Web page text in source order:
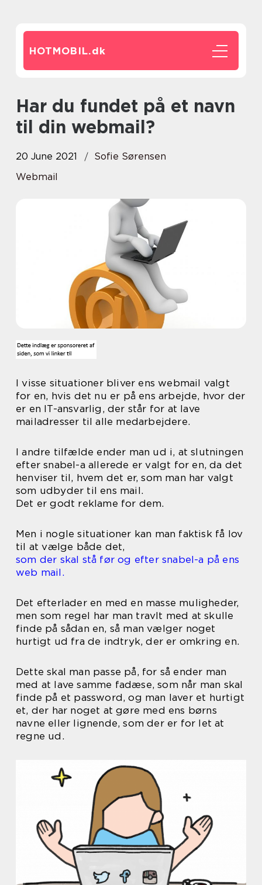
HOTMOBIL.dk
Har du fundet på et navn
til din webmail?
20 June 2021
Sofie Sørensen
Webmail
I visse situationer bliver ens webmail valgt
for en, hvis det nu er på ens arbejde, hvor der
er en IT-ansvarlig, der står for at lave
mailadresser til alle medarbejdere.
I andre tilfælde ender man ud i, at slutningen
efter snabel-a allerede er valgt for en, da det
henviser til, hvem det er, som man har valgt
som udbyder til ens mail.
Det er godt reklame for dem.
Men i nogle situationer kan man faktisk få lov
til at vælge både det,
som der skal stå før og efter snabel-a på ens
web mail.
Det efterlader en med en masse muligheder,
men som regel har man travlt med at skulle
finde på sådan en, så man vælger noget
hurtigt ud fra de indtryk, der er omkring en.
Dette skal man passe på, for så ender man
med at lave samme fadæse, som når man skal
finde på et password, og man laver et hurtigt
et, der har noget at gøre med ens børns
navne eller lignende, som der er for let at
regne ud.